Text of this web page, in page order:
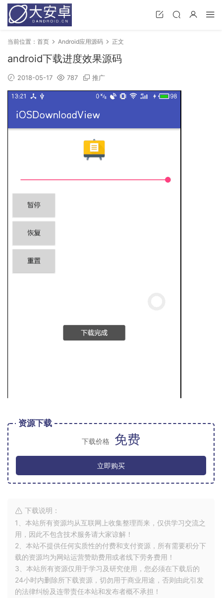
当前位置： 首页 Android应用源码 正文
android下载进度效果源码
2018-05-17 787 推广
资源下载
下载价格 免费
立即购买
下载说明：
1、本站所有资源均从互联网上收集整理而来，仅供学习交流之
用，因此不包含技术服务请大家谅解！
2、本站不提供任何实质性的付费和支付资源，所有需要积分下
载的资源均为网站运营赞助费用或者线下劳务费用！
3、本站所有资源仅用于学习及研究使用，您必须在下载后的
24小时内删除所下载资源，切勿用于商业用途，否则由此引发
的法律纠纷及连带责任本站和发布者概不承担！